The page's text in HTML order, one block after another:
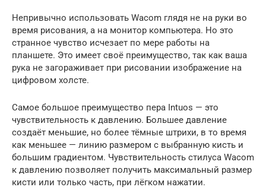
Непривычно использовать Wacom глядя не на руки во
время рисования, а на монитор компьютера. Но это
странное чувство исчезает по мере работы на
планшете. Это имеет своё преимущество, так как ваша
рука не загораживает при рисовании изображение на
цифровом холсте.
Самое большое преимущество пера Intuos — это
чувствительность к давлению. Большее давление
создаёт меньшие, но более тёмные штрихи, в то время
как меньшее — линию размером с выбранную кисть и
большим градиентом. Чувствительность стилуса Wacom
к давлению позволяет получить максимальный размер
кисти или только часть, при лёгком нажатии.